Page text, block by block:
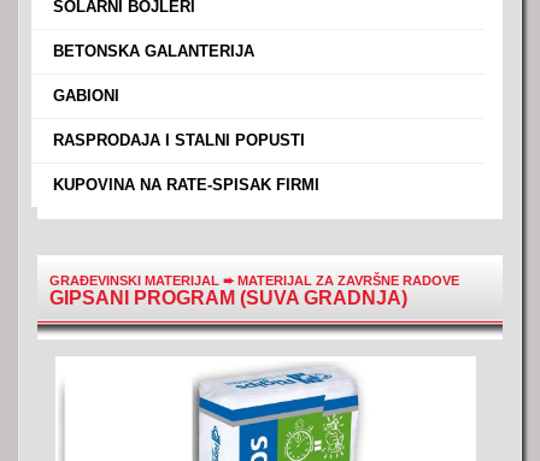
SOLARNI BOJLERI
BETONSKA GALANTERIJA
GABIONI
RASPRODAJA I STALNI POPUSTI
KUPOVINA NA RATE-SPISAK FIRMI
GRAĐEVINSKI MATERIJAL ➨MATERIJAL ZA ZAVRŠNE RADOVE
GIPSANI PROGRAM (SUVA GRADNJA)